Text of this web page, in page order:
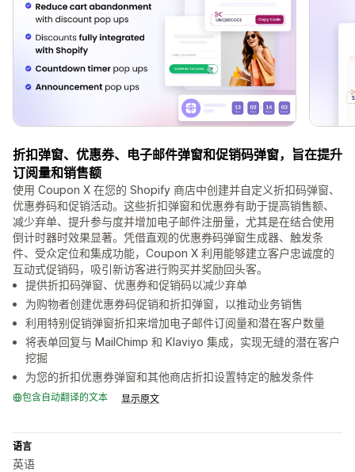
折扣弹窗、优惠券、电子邮件弹窗和促销码弹窗，旨在提升
订阅量和销售额
使用 Coupon X 在您的 Shopify 商店中创建并自定义折扣码弹窗、
优惠券码和促销活动。这些折扣弹窗和优惠券有助于提高销售额、
减少弃单、提升参与度并增加电子邮件注册量，尤其是在结合使用
倒计时器时效果显著。凭借直观的优惠券码弹窗生成器、触发条
件、受众定位和集成功能，Coupon X 利用能够建立客户忠诚度的
互动式促销码，吸引新访客进行购买并奖励回头客。
提供折扣码弹窗、优惠券和促销码以减少弃单
为购物者创建优惠券码促销和折扣弹窗，以推动业务销售
利用特别促销弹窗折扣来增加电子邮件订阅量和潜在客户数量
将表单回复与 MailChimp 和 Klaviyo 集成，实现无缝的潜在客户
挖掘
为您的折扣优惠券弹窗和其他商店折扣设置特定的触发条件
包含自动翻译的文本 显示原文
语言
英语